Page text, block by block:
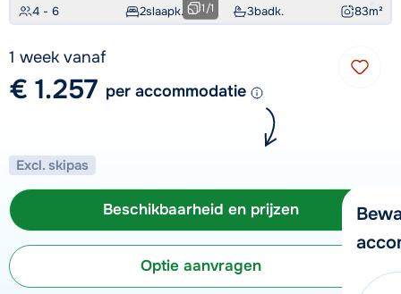
4 - 6 2slaapk. 3badk. 83m²
1/1
1 week vanaf
€ 1.257 per accommodatie
Excl. skipas
Beschikbaarheid en prijzen
Optie aanvragen